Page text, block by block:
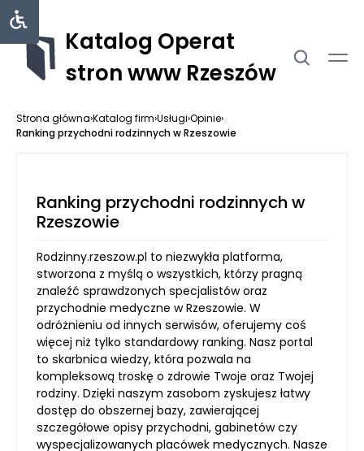
Katalog Operat
stron www Rzeszów
Strona główna›Katalog firm›Usługi›Opinie›
Ranking przychodni rodzinnych w Rzeszowie
Ranking przychodni rodzinnych w
Rzeszowie
Rodzinny.rzeszow.pl to niezwykła platforma,
stworzona z myślą o wszystkich, którzy pragną
znaleźć sprawdzonych specjalistów oraz
przychodnie medyczne w Rzeszowie. W
odróżnieniu od innych serwisów, oferujemy coś
więcej niż tylko standardowy ranking. Nasz portal
to skarbnica wiedzy, która pozwala na
kompleksową troskę o zdrowie Twoje oraz Twojej
rodziny. Dzięki naszym zasobom zyskujesz łatwy
dostęp do obszernej bazy, zawierającej
szczegółowe opisy przychodni, gabinetów czy
wyspecjalizowanych placówek medycznych. Nasze